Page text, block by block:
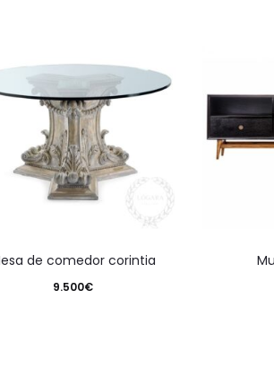
mesa de comedor corintia
9.500€